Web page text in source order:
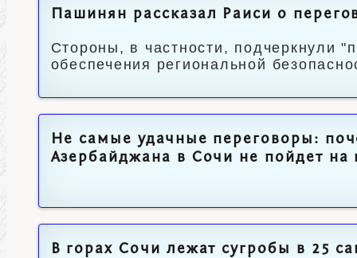
Пашинян рассказал Раиси о
Стороны, в частности, подчеркнули
обеспечения региональной
Не самые удачные переговоры:
Азербайджана в Сочи не пойдет на
В горах Сочи лежат сугробы в 25